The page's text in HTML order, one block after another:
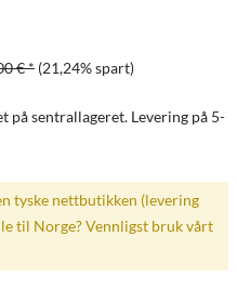
€ * (21,24% spart)
sentrallageret. Levering på 5-
tyske nettbutikken (levering
til Norge? Vennligst bruk vårt